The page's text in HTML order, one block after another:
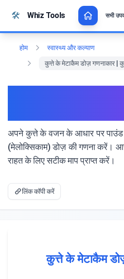
🛠️ Whiz Tools सभी
होम
स्वास्थ्य और कल्याण
कुत्ते के मेटाकैम डोज़ गणनाकार |
अपने कुत्ते के वजन के आधार पर पाउंड
(मेलोक्सिकाम) डोज़ की गणना करें। आज
राहत के लिए सटीक माप प्राप्त करें।
लिंक कॉपी करें
कुत्ते के मेटाकैम
💡 क्या आप इस टूल को पसंद करते
में मदद करें!
खोलने के लिए क्लिक करें →